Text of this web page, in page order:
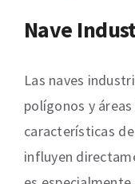
Nave
Las naves
polígonos y
características
influyen